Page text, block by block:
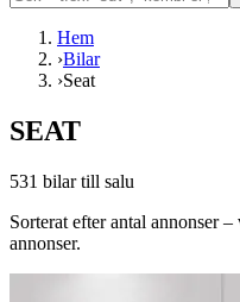
Hem
›Bilar
›Seat
SEAT
531 bilar till salu
Sorterat efter antal annonser
annonser.